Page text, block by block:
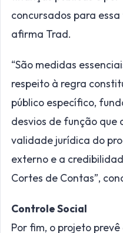
concursados para
afirma Trad.
“São medidas
respeito à regra
público específico,
desvios de função que
validade jurídica do
externo e a
Cortes de Contas”,
Controle Social
Por fim, o projeto